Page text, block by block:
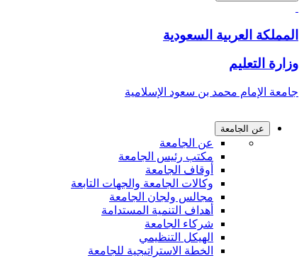
المملكة العربية السعودية
وزارة التعليم
جامعة الإمام محمد بن سعود الإسلامية
عن الجامعة
عن الجامعة
مكتب رئيس الجامعة
أوقاف الجامعة
وكالات الجامعة والجهات التابعة
مجالس ولجان الجامعة
أهداف التنمية المستدامة
شركاء الجامعة
الهيكل التنظيمي
الخطة الاستراتيجية للجامعة